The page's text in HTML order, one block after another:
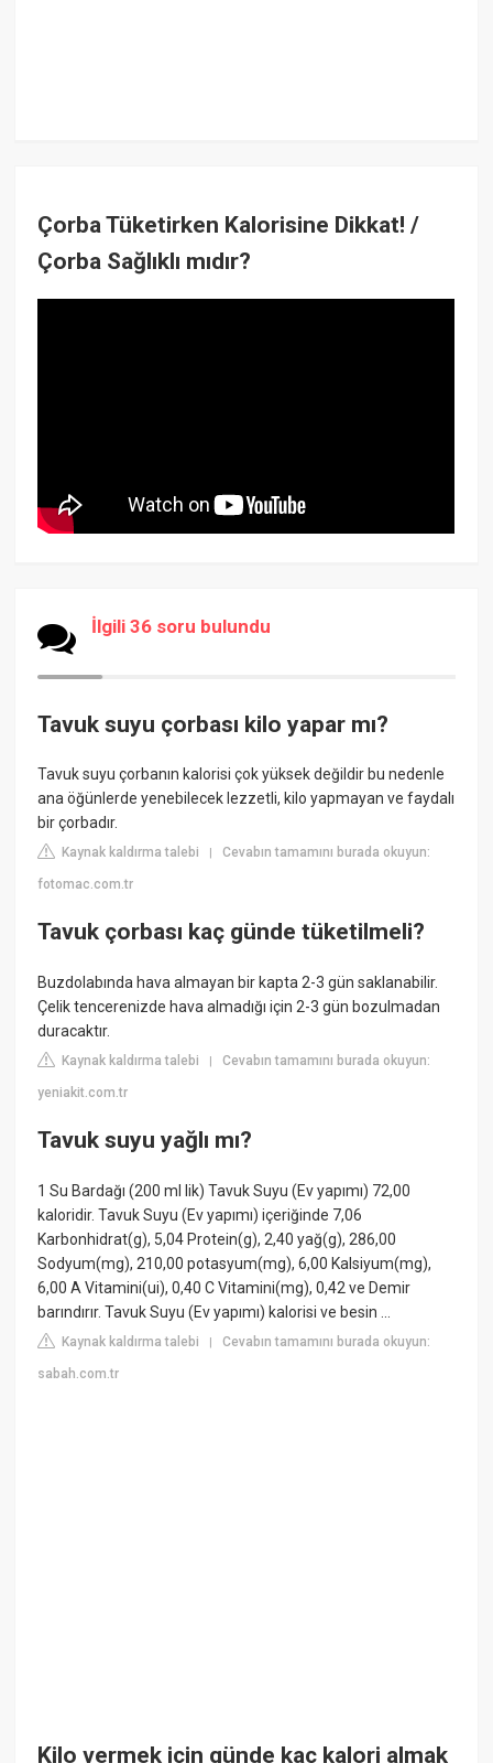
Çorba Tüketirken Kalorisine Dikkat! /
Çorba Sağlıklı mıdır?
İlgili 36 soru bulundu
Tavuk suyu çorbası kilo yapar mı?
Tavuk suyu çorbanın kalorisi çok yüksek değildir bu nedenle
ana öğünlerde yenebilecek lezzetli, kilo yapmayan ve faydalı
bir çorbadır.
Kaynak kaldırma talebi |Cevabın tamamını burada okuyun:
fotomac.com.tr
Tavuk çorbası kaç günde tüketilmeli?
Buzdolabında hava almayan bir kapta 2-3 gün saklanabilir.
Çelik tencerenizde hava almadığı için 2-3 gün bozulmadan
duracaktır.
Kaynak kaldırma talebi |Cevabın tamamını burada okuyun:
yeniakit.com.tr
Tavuk suyu yağlı mı?
1 Su Bardağı (200 ml lik) Tavuk Suyu (Ev yapımı) 72,00
kaloridir. Tavuk Suyu (Ev yapımı) içeriğinde 7,06
Karbonhidrat(g), 5,04 Protein(g), 2,40 yağ(g), 286,00
Sodyum(mg), 210,00 potasyum(mg), 6,00 Kalsiyum(mg),
6,00 A Vitamini(ui), 0,40 C Vitamini(mg), 0,42 ve Demir
barındırır. Tavuk Suyu (Ev yapımı) kalorisi ve besin ...
Kaynak kaldırma talebi |Cevabın tamamını burada okuyun:
sabah.com.tr
Kilo vermek için günde kaç kalori almak